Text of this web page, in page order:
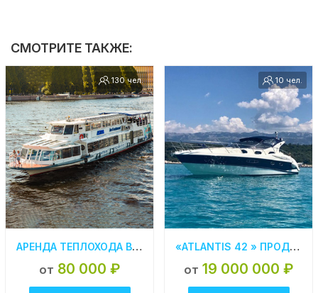
СМОТРИТЕ ТАКЖЕ:
130 чел.
АРЕНДА ТЕПЛОХОДА В СПБ «АСТРА»
от 80 000 ₽
10 чел.
«ATLANTIS 42 » ПРОДАЖА ЯХТЫ В СПБ
от 19 000 000 ₽